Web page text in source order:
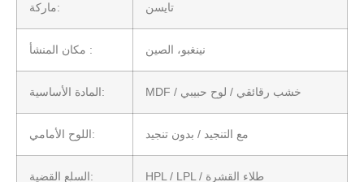
ماركة: تايسن
مكان المنشأ : نينغبو، الصين
المادة الأساسية: MDF / خشب رقائقي / لوح حبيبي
اللوح الأمامي: مع التنجيد / بدون تنجيد
السلع القضية: HPL / LPL / طلاء القشرة